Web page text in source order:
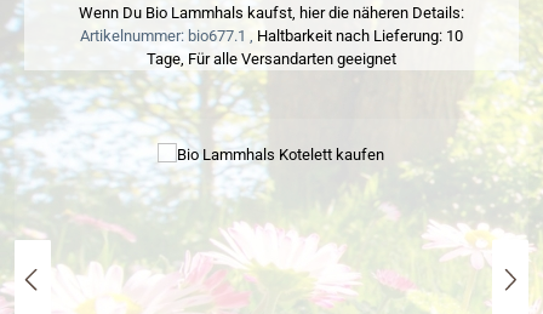
Wenn Du Bio Lammhals kaufst, hier die näheren Details:
Artikelnummer: bio677.1 , Haltbarkeit nach Lieferung: 10
Tage, Für alle Versandarten geeignet
Bildergalerie überspringen